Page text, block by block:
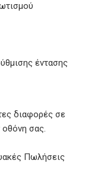
έντασης
διαφορές σε
οθόνη σας.
Πωλήσεις